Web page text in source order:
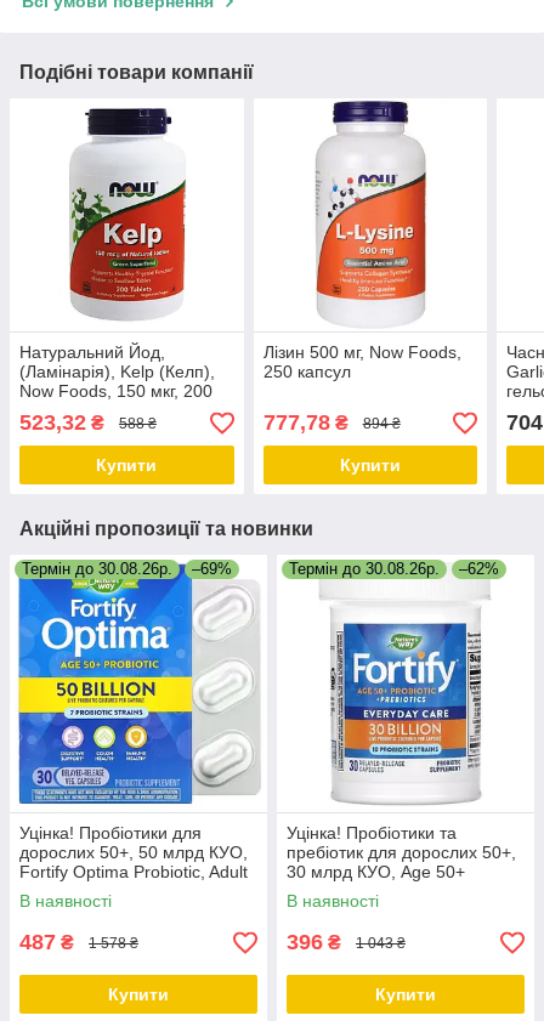
Подібні товари компанії
Натуральний Йод,
(Ламінарія), Kelp (Келп),
Now Foods, 150 мкг, 200
таблеток
523,32 ₴ 588 ₴
Купити
Лізин 500 мг, Now Foods,
250 капсул
777,78₴ 894 ₴
Купити
704
Акційні пропозиції та новинки
Термін до 30.08.26р. –69%
Уцінка! Пробіотики для
дорослих 50+, 50 млрд КУО,
Fortify Optima Probiotic, Adult
50+, Nature's Way, 30 вегет
аріанських капсул
В наявності
487 ₴ 1 578 ₴
Купити
Термін до 30.08.26р. –62%
Уцінка! Пробіотики та
пребіотик для дорослих 50+,
30 млрд КУО, Age 50+
Probiotic+Prebiotics, Nature's
Way, 30 капсул
В наявності
396 ₴ 1 043 ₴
Купити